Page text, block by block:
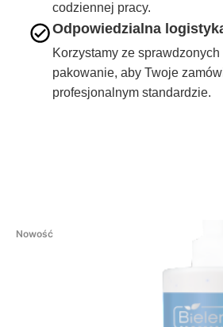
codziennej pracy.
Odpowiedzialna
Korzystamy ze
pakowanie, aby Twoje
profesjonalnym standardzie.
Nowość